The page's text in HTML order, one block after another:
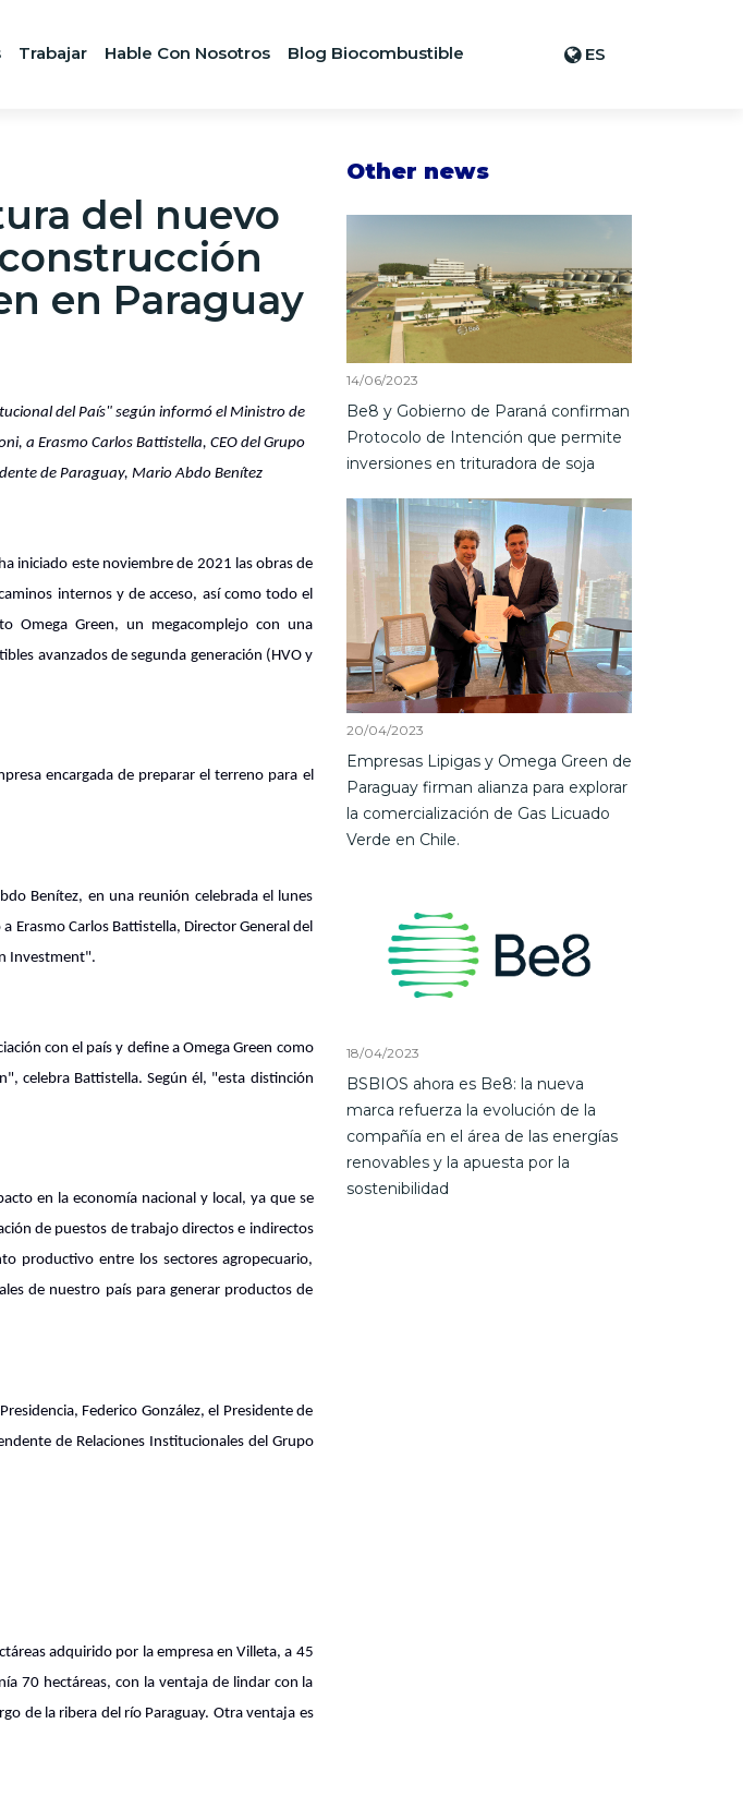
Trabajar Hable Con Nosotros Blog Biocombustible ES
del nuevo
en Paraguay
del País" según informó el Ministro de
a Erasmo Carlos Battistella, CEO del Grupo
de Paraguay, Mario Abdo Benítez
iniciado este noviembre de 2021 las obras de
internos y de acceso, así como todo el
Omega Green, un megacomplejo con una
avanzados de segunda generación (HVO y
encargada de preparar el terreno para el
Benítez, en una reunión celebrada el lunes
Carlos Battistella, Director General del
Investment".
con el país y define a Omega Green como
celebra Battistella. Según él, "esta distinción
en la economía nacional y local, ya que se
de puestos de trabajo directos e indirectos
productivo entre los sectores agropecuario,
de nuestro país para generar productos de
Federico González, el Presidente de
de Relaciones Institucionales del Grupo
adquirido por la empresa en Villeta, a 45
70 hectáreas, con la ventaja de lindar con la
de la ribera del río Paraguay. Otra ventaja es
Other news
14/06/2023
Be8 y Gobierno de Paraná confirman
Protocolo de Intención que permite
inversiones en trituradora de soja
20/04/2023
Empresas Lipigas y Omega Green de
Paraguay firman alianza para explorar
la comercialización de Gas Licuado
Verde en Chile.
18/04/2023
BSBIOS ahora es Be8: la nueva
marca refuerza la evolución de la
compañía en el área de las energías
renovables y la apuesta por la
sostenibilidad